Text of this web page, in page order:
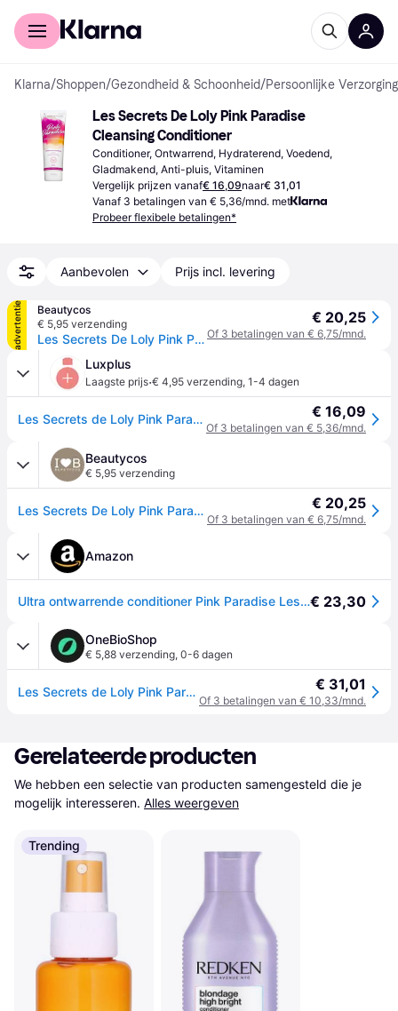
Voor shoppers
Klarna/Shoppen/Gezondheid & Schoonheid/Persoonlijke Verzorging
Les Secrets De Loly Pink Paradise
Cleansing Conditioner
Conditioner, Ontwarrend, Hydraterend, Voedend,
Gladmakend, Anti-pluis, Vitaminen
Vergelijk prijzen vanaf€ 16,09naar€ 31,01
Vanaf 3 betalingen van € 5,36/mnd. met
Probeer flexibele betalingen*
Aanbevolen Prijs incl. levering
advertentie
Beautycos
€ 5,95 verzending
Les Secrets De Loly Pink Paradise Après-Shampooing 250 ml
€ 20,25
Of 3 betalingen van € 6,75/mnd.
Luxplus
Laagste prijs·€ 4,95 verzending, 1-4 dagen
Les Secrets de Loly Pink Paradise Conditioner 250 ml € 16,09
Of 3 betalingen van € 5,36/mnd.
Beautycos
€ 5,95 verzending
Les Secrets De Loly Pink Paradise Après-Shampooing 250 ml € 20,25
Of 3 betalingen van € 6,75/mnd.
Amazon
Ultra ontwarrende conditioner Pink Paradise Les Secrets de Loly 250ml€ 23,30
OneBioShop
€ 5,88 verzending, 0-6 dagen
Les Secrets de Loly Pink Paradise Après-Shaamping 250 ml € 31,01
Of 3 betalingen van € 10,33/mnd.
Gerelateerde producten
We hebben een selectie van producten samengesteld die je
mogelijk interesseren. Alles weergeven
Trending